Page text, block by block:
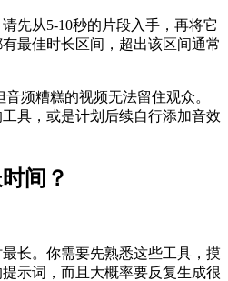
先从5-10秒的片段入手，再将它
最佳时长区间，超出该区间通常
频糟糕的视频无法留住观众。
具，或是计划后续自行添加音效
间？
长。你需要先熟悉这些工具，摸
示词，而且大概率要反复生成很